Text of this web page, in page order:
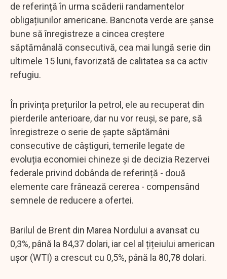
de referință în urma scăderii randamentelor
obligațiunilor americane. Bancnota verde are șanse
bune să înregistreze a cincea creștere
săptămânală consecutivă, cea mai lungă serie din
ultimele 15 luni, favorizată de calitatea sa ca activ
refugiu.
În privința prețurilor la petrol, ele au recuperat din
pierderile anterioare, dar nu vor reuși, se pare, să
înregistreze o serie de șapte săptămâni
consecutive de câștiguri, temerile legate de
evoluția economiei chineze și de decizia Rezervei
federale privind dobânda de referință - două
elemente care frânează cererea - compensând
semnele de reducere a ofertei.
Barilul de Brent din Marea Nordului a avansat cu
0,3%, până la 84,37 dolari, iar cel al țițeiului american
ușor (WTI) a crescut cu 0,5%, până la 80,78 dolari.